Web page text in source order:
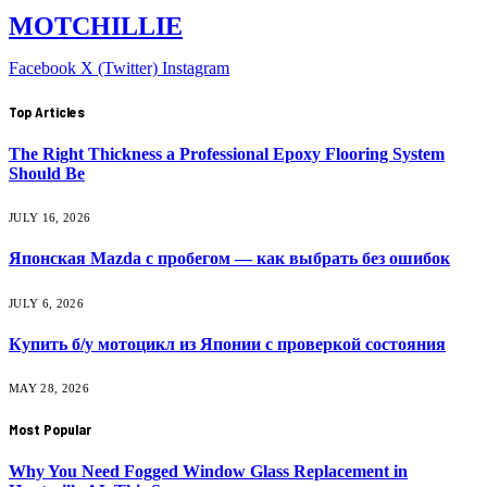
MOTCHILLIE
Facebook X (Twitter) Instagram
Top Articles
The Right Thickness a Professional Epoxy Flooring System
Should Be
JULY 16, 2026
Японская Mazda с пробегом — как выбрать без ошибок
JULY 6, 2026
Купить б/у мотоцикл из Японии с проверкой состояния
MAY 28, 2026
Most Popular
Why You Need Fogged Window Glass Replacement in